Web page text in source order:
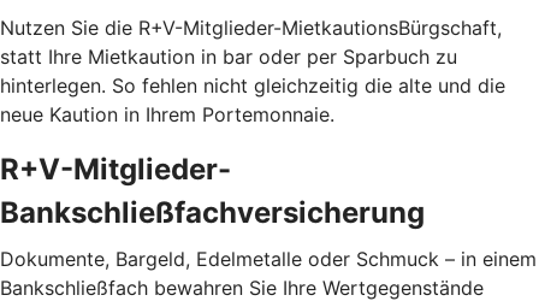
Nutzen Sie die R+V-Mitglieder-MietkautionsBürgschaft,
statt Ihre Mietkaution in bar oder per Sparbuch zu
hinterlegen. So fehlen nicht gleichzeitig die alte und die
neue Kaution in Ihrem Portemonnaie.
R+V-Mitglieder-
Bankschließfachversicherung
Dokumente, Bargeld, Edelmetalle oder Schmuck – in einem
Bankschließfach bewahren Sie Ihre Wertgegenstände